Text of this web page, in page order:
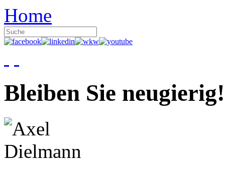
Home
Bleiben Sie neugierig!